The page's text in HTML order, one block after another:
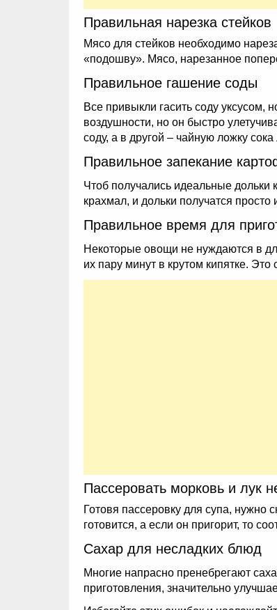
Правильная нарезка стейков
Мясо для стейков необходимо
«подошву». Мясо, нарезанное
Правильное гашение соды
Все привыкли гасить соду уксусом,
воздушности, но он быстро
соду, а в другой – чайную ложку
Правильное запекание
Чтоб получались идеальные дольки
крахмал, и дольки получатся
Правильное время для
Некоторые овощи не нуждаются в
их пару минут в крутом кипятке.
Пассеровать морковь и лук
Готовя пассеровку для супа, нужно
готовится, а если он пригорит, то
Сахар для несладких блюд
Многие напрасно пренебрегают
приготовления, значительно